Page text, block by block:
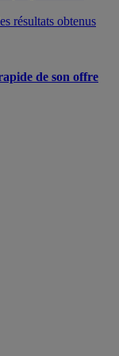
résultats obtenus
de son offre